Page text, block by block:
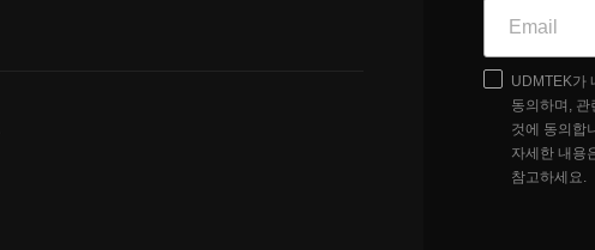
UDMTEK가
동의하며,
것에 동의합
자세한 내용
참고하세요.